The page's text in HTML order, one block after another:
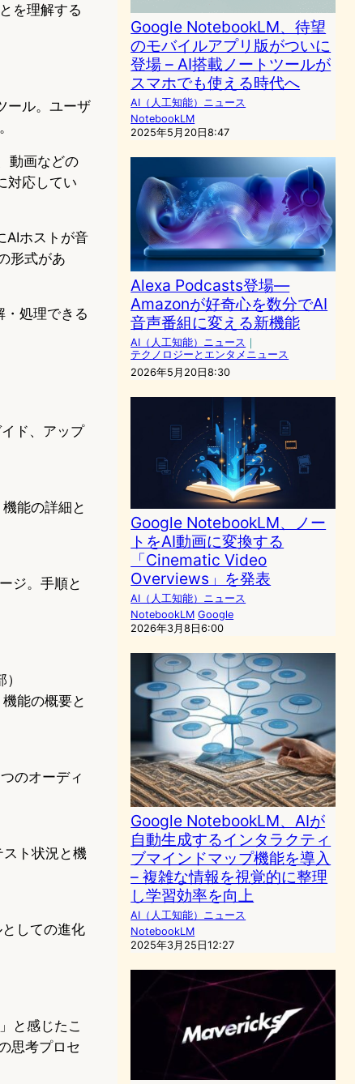
を理解する
ール。ユーザ
動画などの
対応してい
AIホストが音
形式があ
処理できる
ド、アップ
能の詳細と
ジ。手順と
能の概要と
のオーディ
ト状況と機
しての進化
と感じたこ
思考プロセ
Google NotebookLM、待望
のモバイルアプリ版がついに
登場 – AI搭載ノートツールが
スマホでも使える時代へ
AI（人工知能）ニュース
NotebookLM
2025年5月20日8:47
Alexa Podcasts登場—
Amazonが好奇心を数分でAI
音声番組に変える新機能
AI（人工知能）ニュース ｜
テクノロジーとエンタメニュース
2026年5月20日8:30
Google NotebookLM、ノー
トをAI動画に変換する
「Cinematic Video
Overviews」を発表
AI（人工知能）ニュース
NotebookLM Google
2026年3月8日6:00
Google NotebookLM、AIが
自動生成するインタラクティ
ブマインドマップ機能を導入
– 複雑な情報を視覚的に整理
し学習効率を向上
AI（人工知能）ニュース
NotebookLM
2025年3月25日12:27